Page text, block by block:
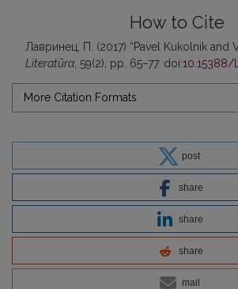
How to Cite
Лавринец, П. (2017) “Pavel Kukolnik and
Literatūra, 59(2), pp. 65–77. doi:10.15388/
More Citation Formats
post
share
share
share
mail